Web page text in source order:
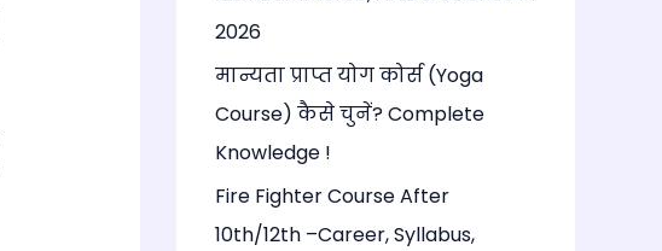
r
:
2026
मान्यता प्राप्त योग कोर्स (Yoga
Course) कैसे चुनें? Complete
Knowledge !
Fire Fighter Course After
10th/12th –Career, Syllabus,